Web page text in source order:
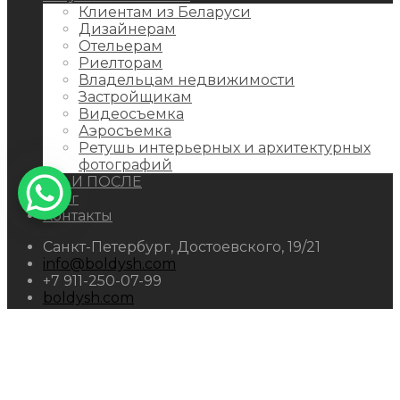
Клиентам из Беларуси
Дизайнерам
Отельерам
Риелторам
Владельцам недвижимости
Застройщикам
Видеосъемка
Аэросъемка
Ретушь интерьерных и архитектурных
фотографий
ДО И ПОСЛЕ
Блог
Контакты
Санкт-Петербург, Достоевского, 19/21
info@boldysh.com
+7 911-250-07-99
boldysh.com